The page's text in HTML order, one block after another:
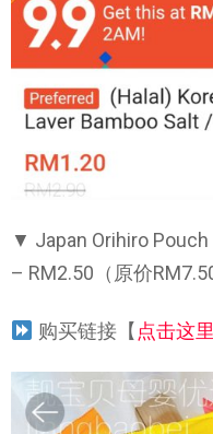
▼ Japan Orihiro
– RM2.50（原价
购买链接【 点击这里